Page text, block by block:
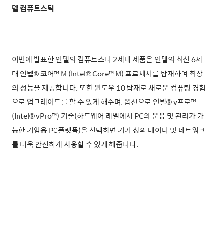
텔 컴퓨트스틱
이번에 발표한 인텔의 컴퓨트스티 2세대 제품은 인텔의 최신 6세
대 인텔® 코어™ M (Intel® Core™ M) 프로세서를 탑재하여 최상
의 성능을 제공합니다. 또한 윈도우 10 탑재로 새로운 컴퓨팅 경험
으로 업그레이드를 할 수 있게 해주며, 옵션으로 인텔® v프로™
(Intel® vPro™) 기술(하드웨어 레벨에서 PC의 운용 및 관리가 가
능한 기업용 PC플랫폼)을 선택하면 기기 상의 데이터 및 네트워크
를 더욱 안전하게 사용할 수 있게 해줍니다.